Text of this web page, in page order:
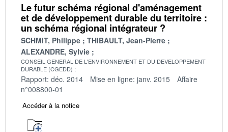
Le futur schéma régional d'aménagement
et de développement durable du territoire :
un schéma régional intégrateur ?
SCHMIT, Philippe
THIBAULT, Jean-Pierre
ALEXANDRE, Sylvie
CONSEIL GENERAL DE L'ENVIRONNEMENT ET DU DEVELOPPEMENT
DURABLE (CGEDD)
Rapport: déc. 2014 Mise en ligne: janv. 2015
Affaire
n°008800-01
Accéder à la notice